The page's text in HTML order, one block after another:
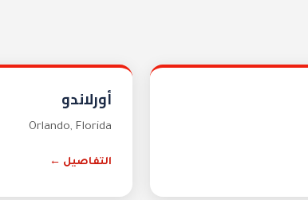
أورلاندو
Orlando,Florida
التفاصيل ←